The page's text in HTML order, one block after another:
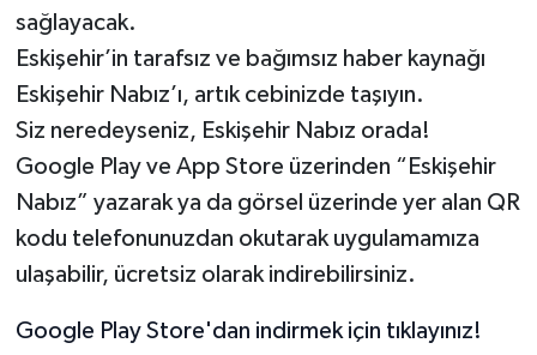
sağlayacak.
Eskişehir’in tarafsız ve bağımsız haber kaynağı
Eskişehir Nabız’ı, artık cebinizde taşıyın.
Siz neredeyseniz, Eskişehir Nabız orada!
Google Play ve App Store üzerinden “Eskişehir
Nabız” yazarak ya da görsel üzerinde yer alan QR
kodu telefonunuzdan okutarak uygulamamıza
ulaşabilir, ücretsiz olarak indirebilirsiniz.
Google Play Store'dan indirmek için tıklayınız!